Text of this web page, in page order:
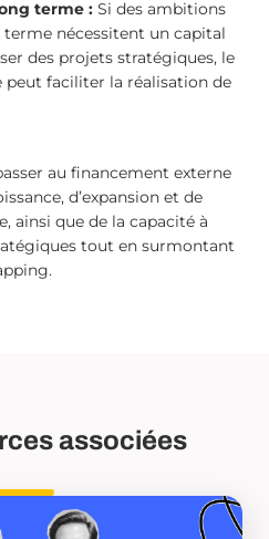
terme : Si des ambitions
nécessitent un capital
des projets stratégiques, le
peut faciliter la réalisation de
au financement externe
d’expansion et de
ainsi que de la capacité à
tout en surmontant
associées